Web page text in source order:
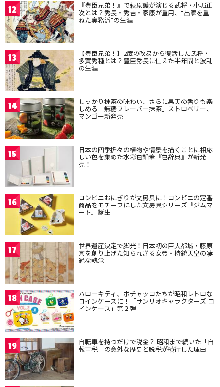
12 『豊臣兄弟！』で萩原護が演じる武将・小堀正
次とは？秀長・秀吉・家康が重用、“出家を重
ねた実務派”の生涯
13 【豊臣兄弟！】2度の改易から復活した武将・
多賀秀種とは？豊臣秀長に仕えた半年間と波乱
の生涯
14 しっかり抹茶の味わい、さらに果実の香りも楽
しめる「無糖フレーバー抹茶」ストロベリー、
マンゴー新発売
15 日本の四季折々の植物や情景を描くことに相応
しい色を集めた水彩色鉛筆『色辞典』が新発
売！
16 コンビニおにぎりが文房具に！コンビニの定番
商品をモチーフにした文房具シリーズ『ジムマ
ート』誕生
17 世界遺産決定で脚光！日本初の巨大都城・藤原
京を創り上げた知られざる女帝・持統天皇の凄
絶な執念
18 ハローキティ、ポチャッコたちが昭和レトロな
コインケースに！「サンリオキャラクターズ コ
インケース」第２弾
19 自転車を持つだけで税金？ 昭和まで続いた「自
転車税」の意外な歴史と脱税が横行した理由